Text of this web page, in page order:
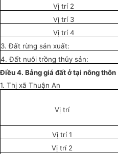
Vị trí 2
Vị trí 3
Vị trí 4
3. Đất rừng sản xuất:
4. Đất nuôi trồng thủy sản:
Điều 4. Bảng giá đất ở tại nông thôn
1. Thị xã Thuận An
Vị trí
Vị trí 1
Vị trí 2